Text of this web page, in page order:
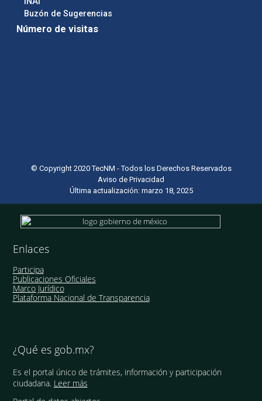
Buzón de Sugerencias
Número de visitas
© Copyright 2020 TecNM - Todos los Derechos Reservados
Aviso de Privacidad
Última actualización: marzo 18, 2025
Enlaces
Participa
Publicaciones Oficiales
Marco Jurídico
Plataforma Nacional de Transparencia
¿Qué es gob.mx?
Es el portal único de trámites, información y participación
ciudadana. Leer más